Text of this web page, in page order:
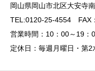
岡山県岡山市北区大安寺
TEL:0120-25-4554 FAX
営業時間：10：00～19：
定休日：毎週月曜日・第2